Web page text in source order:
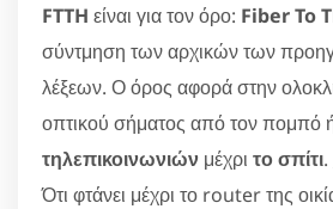
FTTH είναι για τον όρο: Fiber To
σύντμηση των αρχικών των
λέξεων. Ο όρος αφορά στην
οπτικού σήματος από τον πομπό
τηλεπικοινωνιών μέχρι το σπίτι.
Ότι φτάνει μέχρι το router της